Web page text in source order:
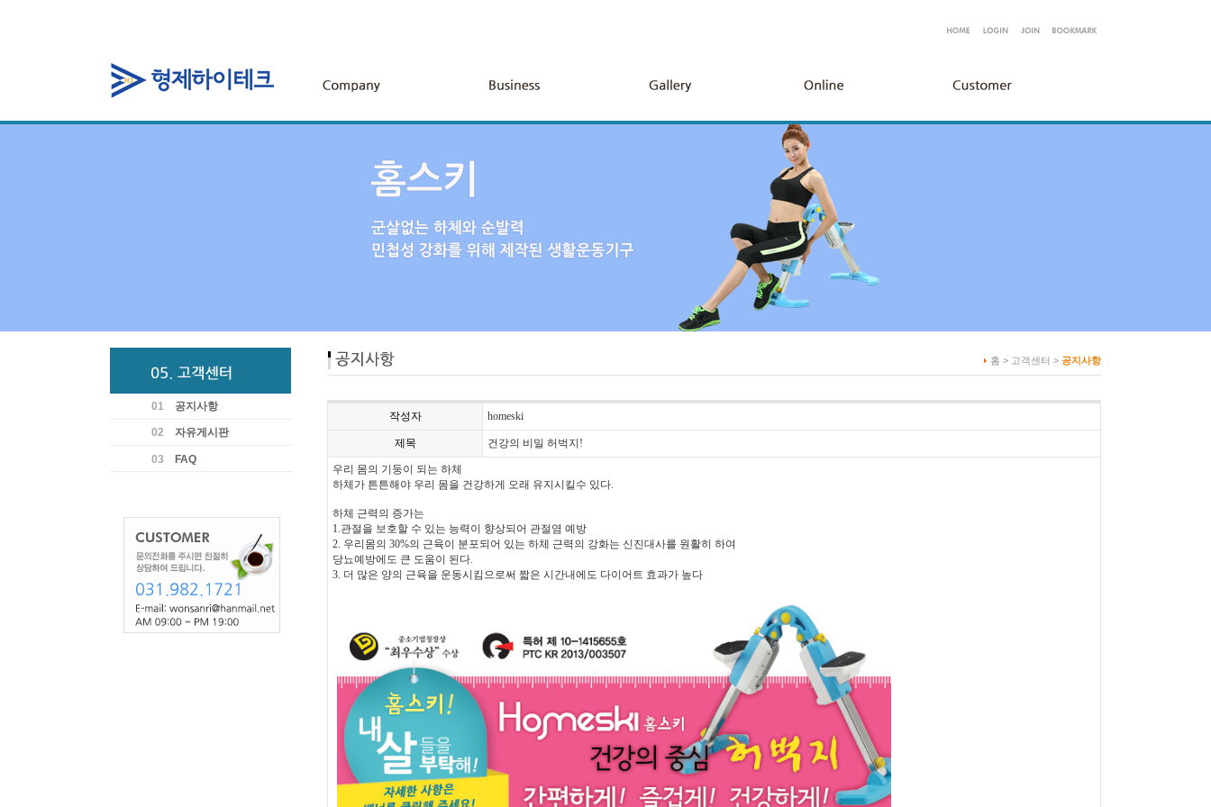
01 공지사항
02 자유게시판
03 FAQ
홈 > 고객센터 > 공지사항
작성자 homeski
제목 건강의 비밀 허벅지!
우리 몸의 기둥이 되는 하체
하체가 튼튼해야 우리 몸을 건강하게 오래 유지시킬수 있다.
하체 근력의 증가는
1.관절을 보호할 수 있는 능력이 향상되어 관절염 예방
2. 우리몸의 30%의 근육이 분포되어 있는 하체 근력의 강화는 신진대사를 원활히 하여
당뇨예방에도 큰 도움이 된다.
3. 더 많은 양의 근육을 운동시킴으로써 짧은 시간내에도 다이어트 효과가 높다